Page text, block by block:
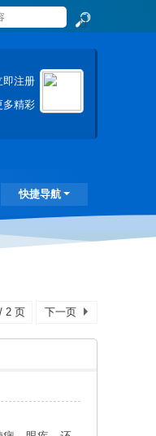
索
即注册
多精彩
快捷导航
/ 2 页 下一页